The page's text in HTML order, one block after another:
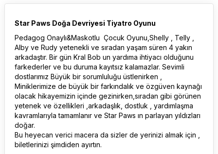
Star Paws Doğa Devriyesi Tiyatro Oyunu
Pedagog Onaylı&Maskotlu Çocuk Oyunu,Shelly , Telly ,
Alby ve Rudy yetenekli ve sıradan yaşam süren 4 yakın
arkadaştır. Bir gün Kral Bob un yardıma ihtiyacı olduğunu
farkederler ve bu duruma kayıtsız kalamazlar. Sevimli
dostlarımız Büyük bir sorumluluğu üstlenirken ,
Miniklerimize de büyük bir farkındalık ve özgüven kaynağı
olacak hikayemizin içinde gezinirken,sıradan gibi görünen
yetenek ve özellikleri ,arkadaşlık, dostluk , yardımlaşma
kavramlarıyla tamamlanır ve Star Paws ın parlayan yıldızları
doğar.
Bu heyecan verici macera da sizler de yerinizi almak için ,
biletlerinizi şimdiden ayırtın.